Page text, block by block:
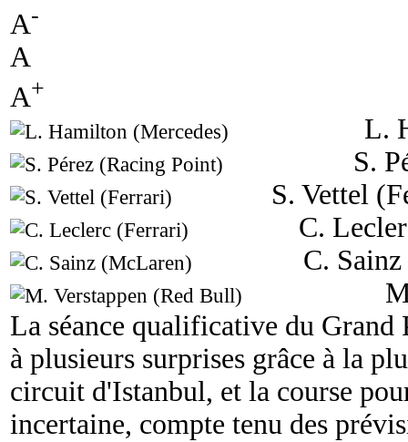
A-
A
A+
L.
S.
S. Vettel
C.
C.
La séance qualificative du
à plusieurs surprises grâce à la
circuit d'Istanbul, et la course
incertaine, compte tenu des